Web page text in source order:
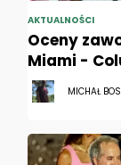
AKTUALNOŚCI
Oceny
Miami -
MICHAŁ